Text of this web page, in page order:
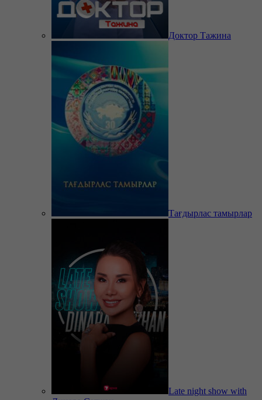
Доктор Тажина
Тағдырлас тамырлар
Late night show with